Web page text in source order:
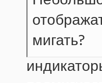
мигать?